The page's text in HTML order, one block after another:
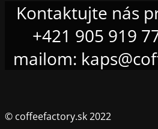
Kontaktujte nás
+421 905 919
mailom:
© coffeefactory.sk 2022